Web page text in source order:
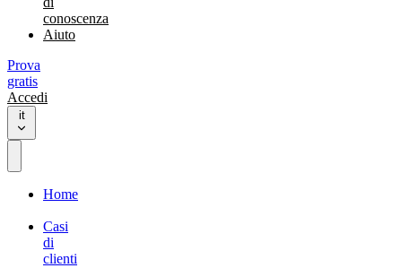
conoscenza
Aiuto
Prova
gratis
Accedi
it
Home
Casi
di
clienti